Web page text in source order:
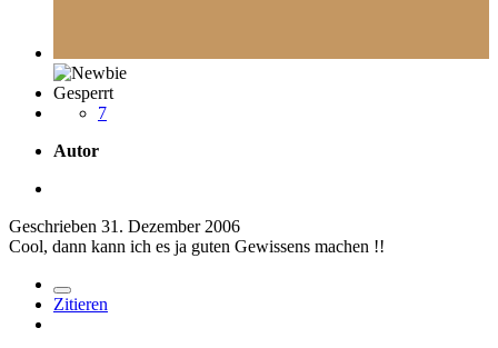
Gesperrt
7
Autor
Geschrieben 31. Dezember 2006
Cool, dann kann ich es ja guten Gewissens machen !!
Zitieren